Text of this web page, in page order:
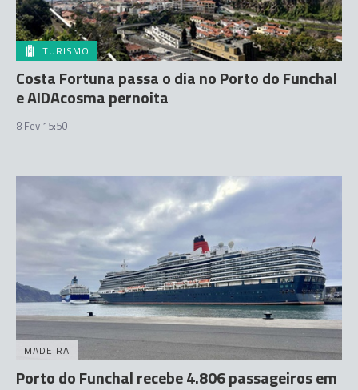
TURISMO
Costa Fortuna passa o dia no Porto do Funchal
e AIDAcosma pernoita
8 Fev 15:50
MADEIRA
Porto do Funchal recebe 4.806 passageiros em